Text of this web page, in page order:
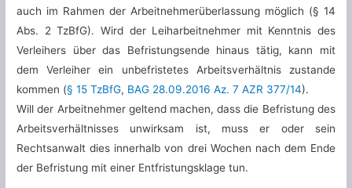
auch im Rahmen der Arbeitnehmerüberlassung möglich (§ 14
Abs. 2 TzBfG). Wird der Leiharbeitnehmer mit Kenntnis des
Verleihers über das Befristungsende hinaus tätig, kann mit
dem Verleiher ein unbefristetes Arbeitsverhältnis zustande
kommen (§ 15 TzBfG, BAG 28.09.2016 Az. 7 AZR 377/14).
Will der Arbeitnehmer geltend machen, dass die Befristung des
Arbeitsverhältnisses unwirksam ist, muss er oder sein
Rechtsanwalt dies innerhalb von drei Wochen nach dem Ende
der Befristung mit einer Entfristungsklage tun.